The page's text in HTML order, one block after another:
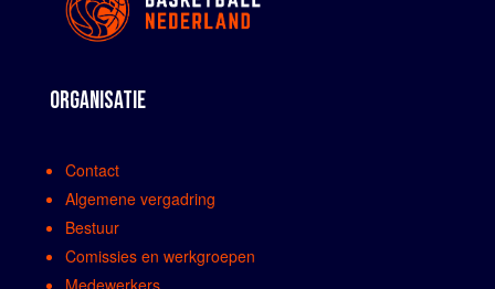
ORGANISATIE
Contact
Algemene vergadring
Bestuur
Comissies en werkgroepen